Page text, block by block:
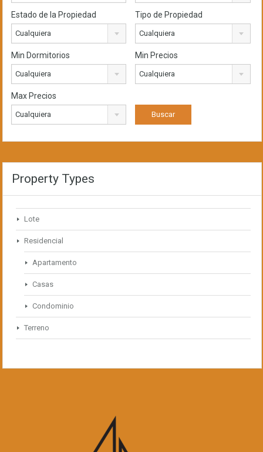
Estado de la Propiedad
Cualquiera
Tipo de Propiedad
Cualquiera
Min Dormitorios
Cualquiera
Min Precios
Cualquiera
Max Precios
Cualquiera
Property Types
Lote
Residencial
Apartamento
Casas
Condominio
Terreno